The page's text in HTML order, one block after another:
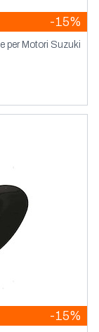
-15%
per Motori Suzuki
-15%